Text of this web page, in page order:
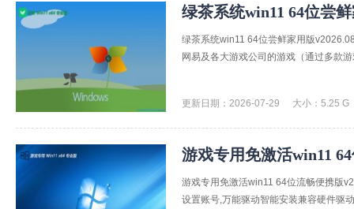
绿茶系统win11 64位尝
绿茶系统win11 64位尝鲜家用版
网易及各大游戏公司的游戏（通过多款
更新日期：2026-07-29 大小：5.25 G
游戏专用免激活win11
游戏专用免激活win11 64位流畅便携版
设置账号,万能驱动智能安装兼容硬件驱